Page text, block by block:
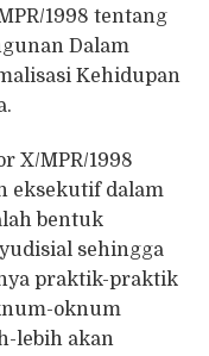
1998 tentang
Dalam
Kehidupan
X/MPR/1998
eksekutif dalam
bentuk
sehingga
praktik-praktik
oknum
lebih akan